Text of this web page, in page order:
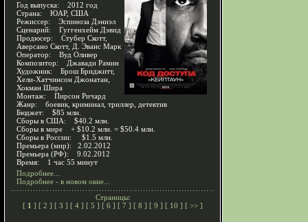
Год выпуска: 2012 год
Страна: ЮАР, США
Режиссер: Эспиноза Дэниэл
Сценарий: Гуггенхейм Дэвид
Продюсер: Стубер Скотт,
Аверсано Скотт, Д. Эванс Марк
Оператор: Вуд Оливер
Композитор: Джавади Рамин
Художник: Брош Бриджитт,
Хели-Хатчинсон Джонатан,
Хокман Шира
Монтаж: Пирсон Ричард
Жанр: боевик, криминал, триллер, детектив
Бюджет: $85 млн.
Сборы в США: $40.2 млн.
Сборы в мире + $10.2 млн. = $50.4 млн.
Сборы в России: $1.5 млн.
Премьера (мир): 2.02.2012
Премьера (РФ): 9.02.2012
Время: 1 час 55 минут
Подробнее...
Подробнее - в новом окне...
Страницы:
[ 1 ] [ 2 ] [ 3 ] [ 4 ] [ 5 ] [ 6 ] [ 7 ] [ 8 ] [ 9 ] [ 10 ] [ >> ]